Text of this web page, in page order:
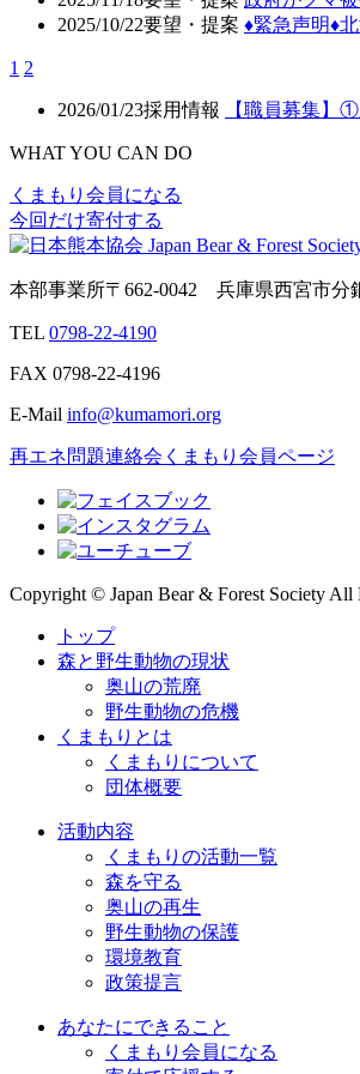
2025/10/22要望・提案 ♦️緊急声明♦️
1 2
2026/01/23採用情報 【職員募集】
WHAT YOU CAN DO
くまもり会員になる
今回だけ寄付する
本部事業所〒662-0042 兵庫県西宮市分
TEL 0798-22-4190
FAX 0798-22-4196
E-Mail info@kumamori.org
再エネ問題連絡会 くまもり会員ページ
Copyright © Japan Bear & Forest Society All
トップ
森と野生動物の現状
奥山の荒廃
野生動物の危機
くまもりとは
くまもりについて
団体概要
活動内容
くまもりの活動一覧
森を守る
奥山の再生
野生動物の保護
環境教育
政策提言
あなたにできること
くまもり会員になる